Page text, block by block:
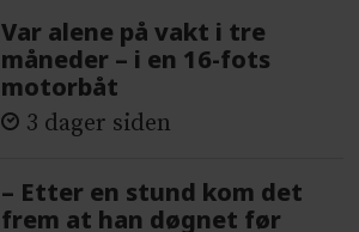
Var alene på vakt i tre
måneder – i en 16-fots
motorbåt
3 dager siden
– Etter en stund kom det
frem at han døgnet før